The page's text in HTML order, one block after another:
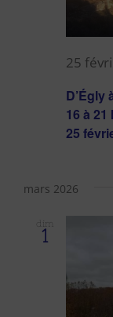
D’Égly
16 à
25
25
mars 2026
dim
1